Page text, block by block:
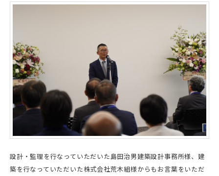
設計・監理を行なっていただいた島田治男建築設計事務所様、建
築を行なっていただいた株式会社荒木組様からもお言葉をいただ